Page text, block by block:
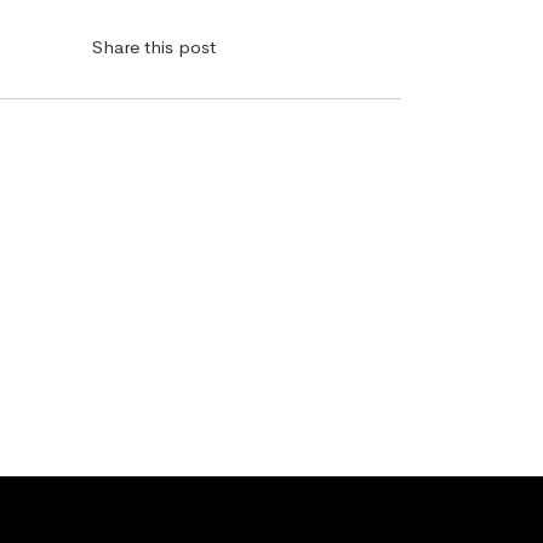
Share this post